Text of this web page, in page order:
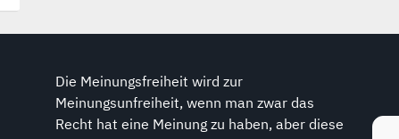
Die Meinungsfreiheit wird zur
Meinungsunfreiheit, wenn man zwar das
Recht hat eine Meinung zu haben, aber diese